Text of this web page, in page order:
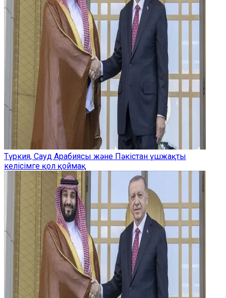
Түркия, Сауд Арабиясы және Пәкістан үшжақты
келісімге қол қоймақ